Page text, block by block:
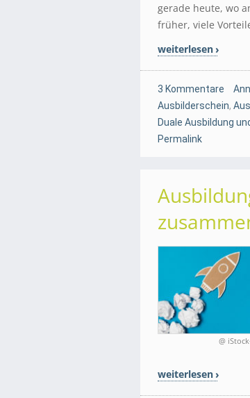
gerade heute, wo
früher, viele
weiterlesen
3 Kommentare
Ausbilderschein,
Duale Ausbildung
Permalink
@
weiterlesen